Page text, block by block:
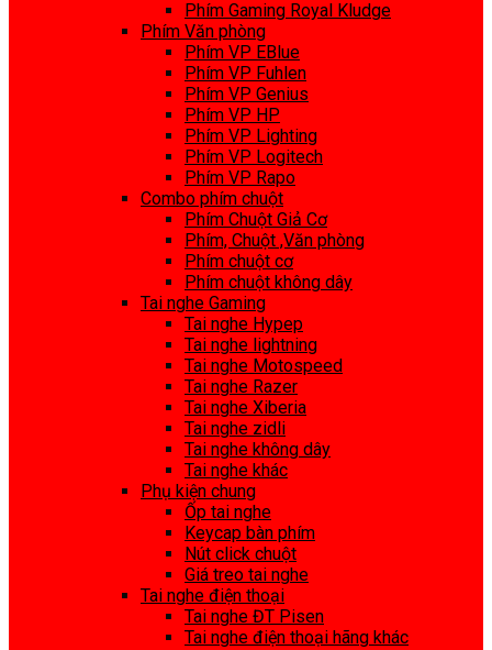
Phím Gaming Royal Kludge
Phím Văn phòng
Phím VP EBlue
Phím VP Fuhlen
Phím VP Genius
Phím VP HP
Phím VP Lighting
Phím VP Logitech
Phím VP Rapo
Combo phím chuột
Phím Chuột Giả Cơ
Phím, Chuột ,Văn phòng
Phím chuột cơ
Phím chuột không dây
Tai nghe Gaming
Tai nghe Hypep
Tai nghe lightning
Tai nghe Motospeed
Tai nghe Razer
Tai nghe Xiberia
Tai nghe zidli
Tai nghe không dây
Tai nghe khác
Phụ kiện chung
Ốp tai nghe
Keycap bàn phím
Nút click chuột
Giá treo tai nghe
Tai nghe điện thoại
Tai nghe ĐT Pisen
Tai nghe điện thoại hãng khác